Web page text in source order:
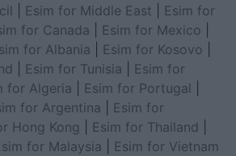
Esim for Middle East
Esim for
for Canada Esim for Mexico
for Albania Esim for Kosovo
Esim for Tunisia
Esim for
for Algeria Esim for Portugal
for Argentina
Esim for
Hong Kong Esim for Thailand
for Malaysia
Esim for Vietnam